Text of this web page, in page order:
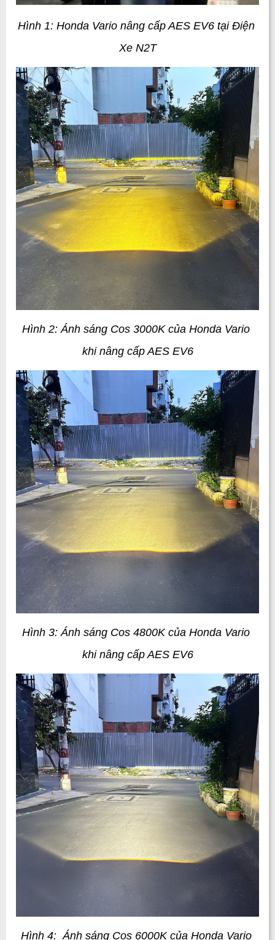
Hình 1: Honda Vario nâng cấp AES EV6 tại Điện
Xe N2T
Hình 2: Ánh sáng Cos 3000K của Honda Vario
khi nâng cấp AES EV6
Hình 3: Ánh sáng Cos 4800K của Honda Vario
khi nâng cấp AES EV6
Hình 4:  Ánh sáng Cos 6000K của Honda Vario